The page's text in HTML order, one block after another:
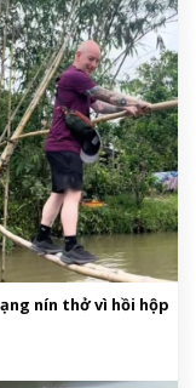
nín thở vì hồi hộp